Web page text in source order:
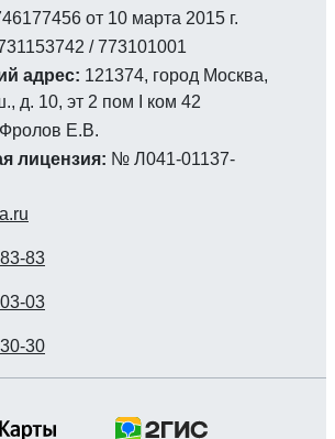
от 10 марта 2015 г.
/ 773101001
адрес: 121374, город Москва,
д. 10, эт 2 пом I ком 42
Фролов Е.В.
лицензия: № Л041-01137-